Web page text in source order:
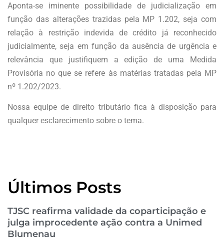
Aponta-se iminente possibilidade de judicialização em
função das alterações trazidas pela MP 1.202, seja com
relação à restrição indevida de crédito já reconhecido
judicialmente, seja em função da ausência de urgência e
relevância que justifiquem a edição de uma Medida
Provisória no que se refere às matérias tratadas pela MP
nº 1.202/2023.
Nossa equipe de direito tributário fica à disposição para
qualquer esclarecimento sobre o tema.
Últimos Posts
TJSC reafirma validade da coparticipação e
julga improcedente ação contra a Unimed
Blumenau